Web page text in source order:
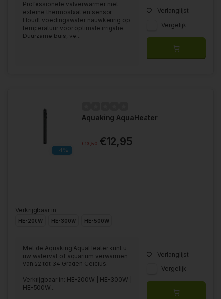
Professionele vatverwarmer met
externe thermostaat en sensor.
Houdt voedingswater nauwkeurig op
temperatuur voor optimale irrigatie.
Duurzame buis, ve...
Verlanglijst
Vergelijk
-4%
Aquaking AquaHeater
€13,50 €12,95
Verkrijgbaar in
HE-200W HE-300W HE-500W
Met de Aquaking AquaHeater kunt u
uw watervat of aquarium verwarmen
van 22 tot 34 Graden Celcius.
Verkrijgbaar in: HE-200W | HE-300W |
HE-500W...
Verlanglijst
Vergelijk